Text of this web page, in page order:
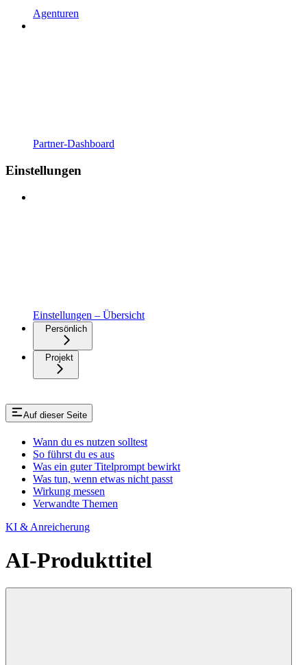
Agenturen
Partner-Dashboard
Einstellungen
Einstellungen – Übersicht
Persönlich
Projekt
Auf dieser Seite
Wann du es nutzen solltest
So führst du es aus
Was ein guter Titelprompt bewirkt
Was tun, wenn etwas nicht passt
Wirkung messen
Verwandte Themen
KI & Anreicherung
AI-Produkttitel